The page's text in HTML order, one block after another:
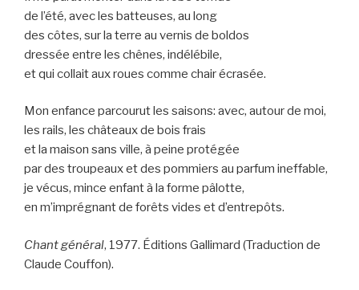
de l’été, avec les batteuses, au long
des côtes, sur la terre au vernis de boldos
dressée entre les chênes, indélébile,
et qui collait aux roues comme chair écrasée.
Mon enfance parcourut les saisons: avec, autour de moi,
les rails, les châteaux de bois frais
et la maison sans ville, à peine protégée
par des troupeaux et des pommiers au parfum ineffable,
je vécus, mince enfant à la forme pâlotte,
en m’imprégnant de forêts vides et d’entrepôts.
Chant général, 1977. Éditions Gallimard (Traduction de
Claude Couffon).